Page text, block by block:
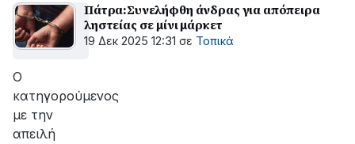
Πάτρα:Συνελήφθη άνδρας για απόπειρα
ληστείας σε μίνι μάρκετ
19 Δεκ 2025 12:31 σε Τοπικά
Ο
κατηγορούμενος
με την
απειλή